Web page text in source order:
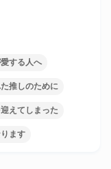
する人へ
推しのために
えてしまった
ます